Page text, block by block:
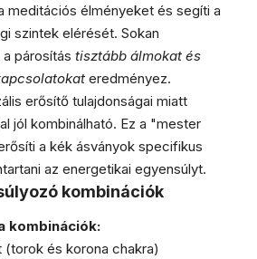
meditációs élményeket és segíti a
szintek elérését. Sokan
párosítás tisztább álmokat és
eredményez.
erősítő tulajdonságai miatt
jól kombinálható. Ez a "mester
a kék ásványok specifikus
az energetikai egyensúlyt.
kombinációk
kombinációk:
és korona chakra)